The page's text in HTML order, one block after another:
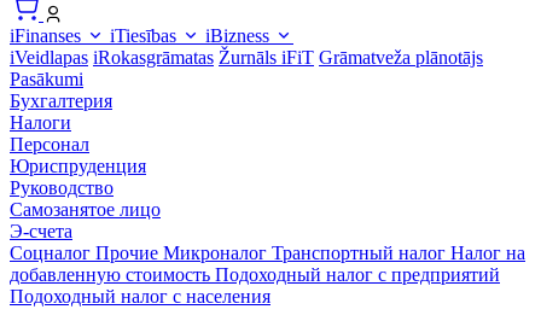
iFinanses iTiesības
iBizness
iVeidlapas iRokasgrāmatas Žurnāls iFiT Grāmatveža plānotājs
Pasākumi
Бухгалтерия
Налоги
Персонал
Юриспруденция
Руководство
Самозанятое лицо
Э-счета
Соцналог Прочие Микроналог Транспортный налог Налог на
добавленную стоимость Подоходный налог с предприятий
Подоходный налог с населения